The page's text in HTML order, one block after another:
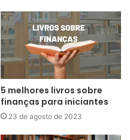
5 melhores livros sobre
finanças para iniciantes
23 de agosto de 2023